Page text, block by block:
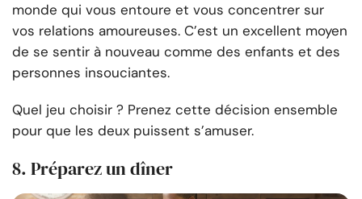
monde qui vous entoure et vous concentrer sur
vos relations amoureuses. C’est un excellent moyen
de se sentir à nouveau comme des enfants et des
personnes insouciantes.
Quel jeu choisir ? Prenez cette décision ensemble
pour que les deux puissent s’amuser.
8. Préparez un dîner